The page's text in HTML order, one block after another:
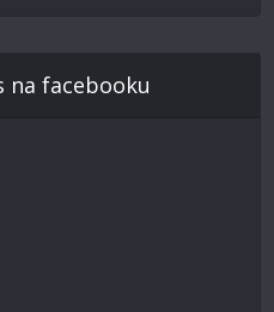
na facebooku